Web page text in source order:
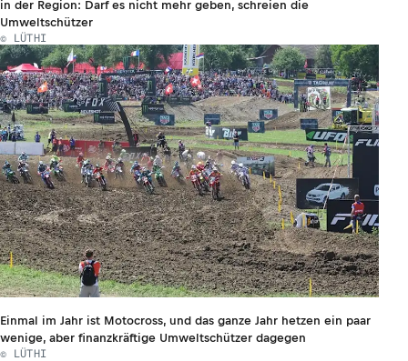
in der Region: Darf es nicht mehr geben, schreien die
Umweltschützer
© LÜTHI
Einmal im Jahr ist Motocross, und das ganze Jahr hetzen ein paar
wenige, aber finanzkräftige Umweltschützer dagegen
© LÜTHI